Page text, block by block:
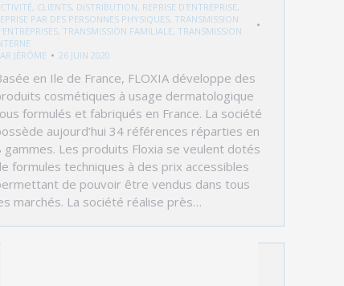
, CLIENTS, DISTRIBUTION, REPRISE D'ENTREPRISE,
PAR DES PERSONNES PHYSIQUES, TRANSMISSION
, TRANSMISSION FAMILIALE, TRANSMISSION
JÉRÔME 26 JUIN 2020
en Ile de France, FLOXIA développe des
cosmétiques à usage dermatologique
formulés et fabriqués en France. La société
aujourd’hui 34 références réparties en
gammes. Les produits Floxia se veulent dotés
formules techniques à des prix accessibles
de pouvoir être vendus dans tous
marchés. La société réalise près…